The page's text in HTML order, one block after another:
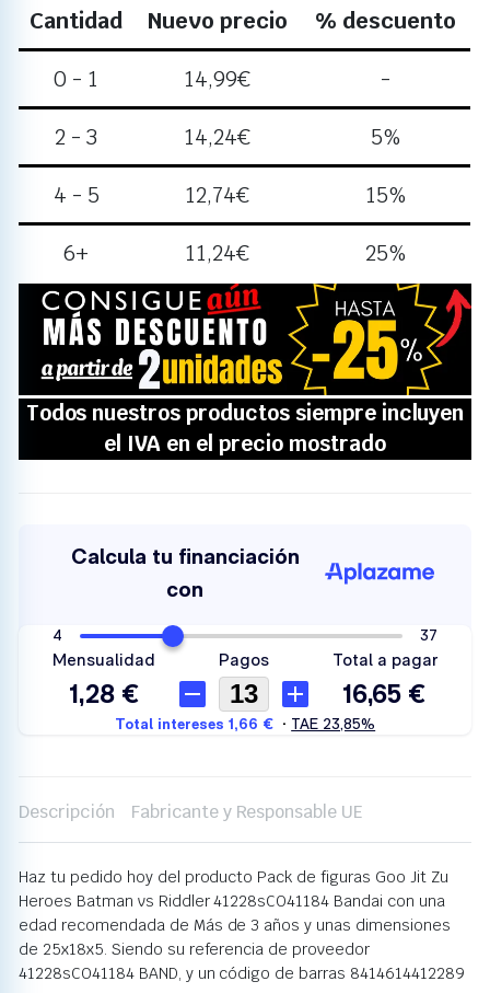
Cantidad Nuevo precio % descuento
0 - 1 14,99€ -
2 - 3 14,24€ 5%
4 - 5 12,74€ 15%
6+ 11,24€ 25%
Descripción Fabricante y Responsable UE
Haz tu pedido hoy del producto Pack de figuras Goo Jit Zu
Heroes Batman vs Riddler 41228sCO41184 Bandai con una
edad recomendada de Más de 3 años y unas dimensiones
de 25x18x5. Siendo su referencia de proveedor
41228sCO41184 BAND, y un código de barras 8414614412289